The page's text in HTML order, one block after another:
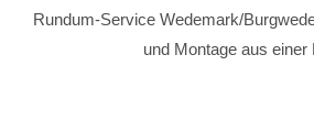
Rundum-Service Wedemark/
und Montage aus einer